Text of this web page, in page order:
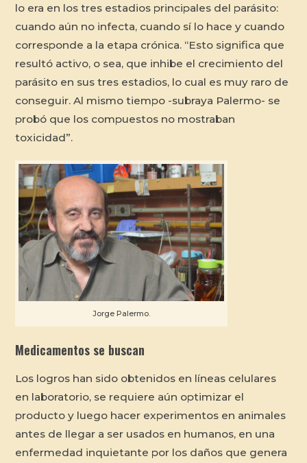
lo era en los tres estadios principales del parásito:
cuando aún no infecta, cuando sí lo hace y cuando
corresponde a la etapa crónica. “Esto significa que
resultó activo, o sea, que inhibe el crecimiento del
parásito en sus tres estadios, lo cual es muy raro de
conseguir. Al mismo tiempo -subraya Palermo- se
probó que los compuestos no mostraban
toxicidad”.
Jorge Palermo.
Medicamentos se buscan
Los logros han sido obtenidos en líneas celulares
en laboratorio, se requiere aún optimizar el
producto y luego hacer experimentos en animales
antes de llegar a ser usados en humanos, en una
enfermedad inquietante por los daños que genera